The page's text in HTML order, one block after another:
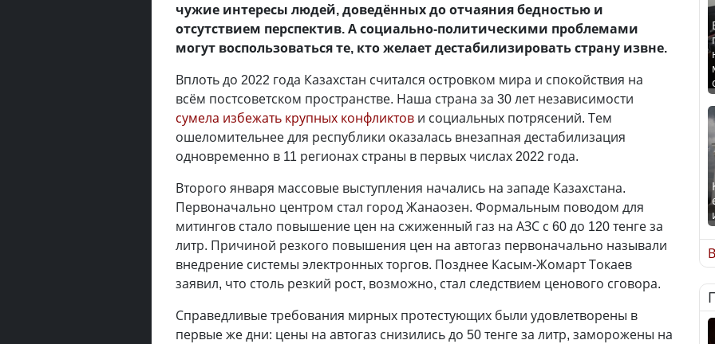
чужие интересы людей, доведённых до отчаяния бедностью и
отсутствием перспектив. А социально-политическими проблемами
могут воспользоваться те, кто желает дестабилизировать страну извне.
Вплоть до 2022 года Казахстан считался островком мира и спокойствия на
всём постсоветском пространстве. Наша страна за 30 лет независимости
сумела избежать крупных конфликтов и социальных потрясений. Тем
ошеломительнее для республики оказалась внезапная дестабилизация
одновременно в 11 регионах страны в первых числах 2022 года.
Второго января массовые выступления начались на западе Казахстана.
Первоначально центром стал город Жанаозен. Формальным поводом для
митингов стало повышение цен на сжиженный газ на АЗС с 60 до 120 тенге за
литр. Причиной резкого повышения цен на автогаз первоначально называли
внедрение системы электронных торгов. Позднее Касым-Жомарт Токаев
заявил, что столь резкий рост, возможно, стал следствием ценового сговора.
Справедливые требования мирных протестующих были удовлетворены в
первые же дни: цены на автогаз снизились до 50 тенге за литр, заморожены на